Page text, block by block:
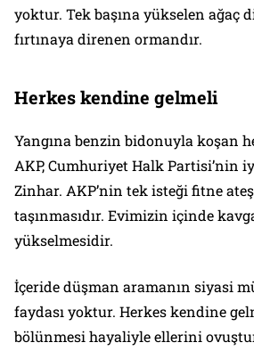
yoktur. Tek başına yükselen ağaç
fırtınaya direnen ormandır.
Herkes kendine gelmeli
Yangına benzin bidonuyla koşan
AKP, Cumhuriyet Halk Partisi’nin
Zinhar. AKP’nin tek isteği fitne
taşınmasıdır. Evimizin içinde
yükselmesidir.
İçeride düşman aramanın siyasi
faydası yoktur. Herkes kendine
bölünmesi hayaliyle ellerini